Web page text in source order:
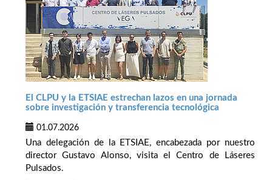
El CLPU y la ETSIAE estrechan lazos en una jornada
sobre investigación y transferencia tecnológica
01.07.2026
Una delegación de la ETSIAE, encabezada por nuestro
director Gustavo Alonso, visita el Centro de Láseres
Pulsados.